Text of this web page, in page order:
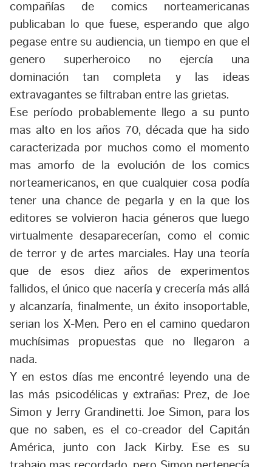
compañías de comics norteamericanas
publicaban lo que fuese, esperando que algo
pegase entre su audiencia, un tiempo en que el
genero superheroico no ejercía una
dominación tan completa y las ideas
extravagantes se filtraban entre las grietas.
Ese período probablemente llego a su punto
mas alto en los años 70, década que ha sido
caracterizada por muchos como el momento
mas amorfo de la evolución de los comics
norteamericanos, en que cualquier cosa podía
tener una chance de pegarla y en la que los
editores se volvieron hacia géneros que luego
virtualmente desaparecerían, como el comic
de terror y de artes marciales. Hay una teoría
que de esos diez años de experimentos
fallidos, el único que nacería y crecería más allá
y alcanzaría, finalmente, un éxito insoportable,
serian los X-Men. Pero en el camino quedaron
muchísimas propuestas que no llegaron a
nada.
Y en estos días me encontré leyendo una de
las más psicodélicas y extrañas: Prez, de Joe
Simon y Jerry Grandinetti. Joe Simon, para los
que no saben, es el co-creador del Capitán
América, junto con Jack Kirby. Ese es su